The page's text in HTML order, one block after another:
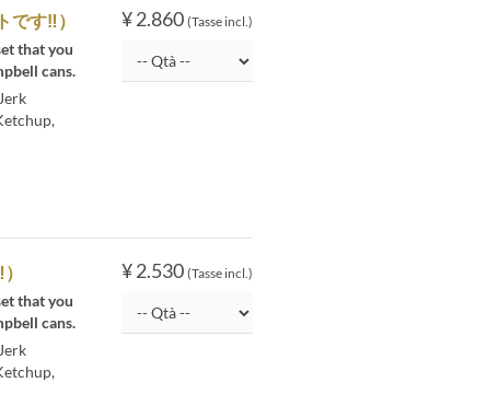
¥ 2.860 (Tasse incl.)
す‼）
that you
cans.
¥ 2.530 (Tasse incl.)
that you
cans.